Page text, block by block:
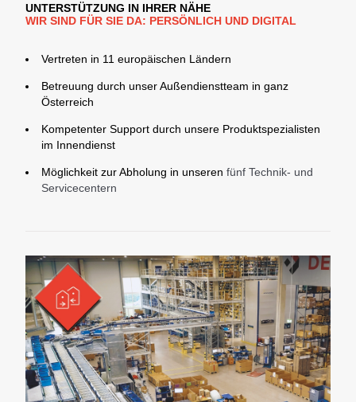
UNTERSTÜTZUNG IN IHRER NÄHE
WIR SIND FÜR SIE DA: PERSÖNLICH UND DIGITAL
Vertreten in 11 europäischen Ländern
Betreuung durch unser Außendienstteam in ganz
Österreich
Kompetenter Support durch unsere Produktspezialisten
im Innendienst
Möglichkeit zur Abholung in unseren fünf Technik- und
Servicecentern